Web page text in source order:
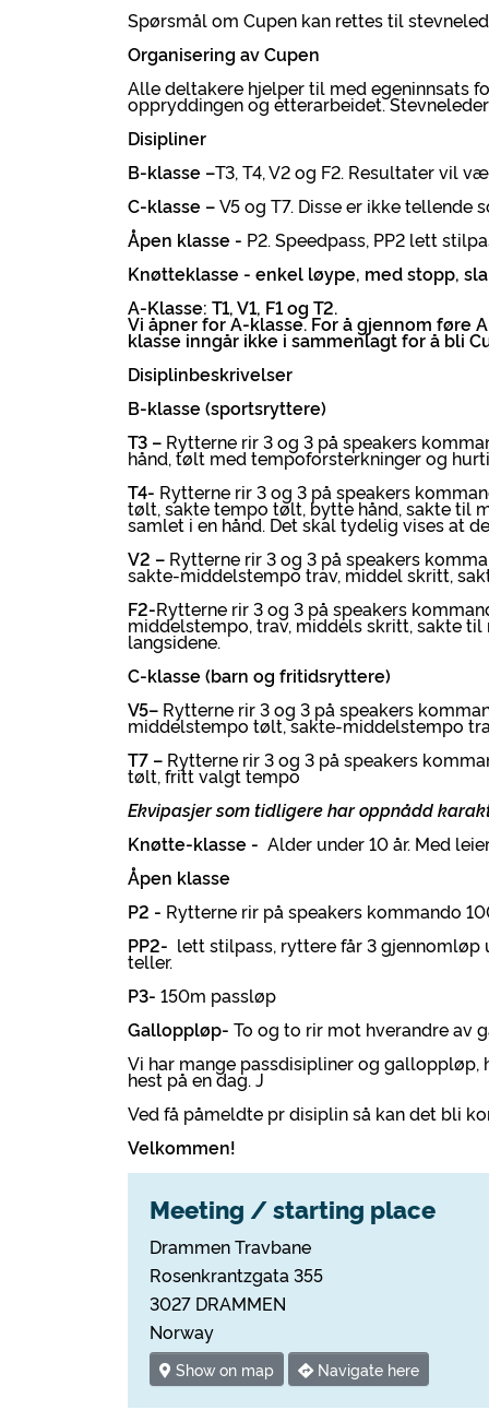
Spørsmål om Cupen kan rettes til
Organisering av Cupen
Alle deltakere hjelper til med egeninnsats
oppryddingen og etterarbeidet.
Disipliner
B-klasse –T3, T4, V2 og F2. Resultater vil
C-klasse –V5 og T7. Disse er ikke tellende
Åpen klasse - P2. Speedpass, PP2 lett
Knøtteklasse - enkel løype, med stopp,
A-Klasse: T1, V1, F1 og T2.
Vi åpner for A-klasse. For å gjennom føre
klasse inngår ikke i sammenlagt for å bli
Disiplinbeskrivelser
B-klasse (sportsryttere)
T3 – Rytterne rir 3 og 3 på speakers
hånd, tølt med tempoforsterkninger og
T4- Rytterne rir 3 og 3 på speakers
tølt, sakte tempo tølt, bytte hånd, sakte til
samlet i en hånd. Det skal tydelig vises at
V2 – Rytterne rir 3 og 3 på speakers
sakte-middelstempo trav, middel skritt,
F2-Rytterne rir 3 og 3 på speakers
middelstempo, trav, middels skritt, sakte
langsidene.
C-klasse (barn og fritidsryttere)
V5– Rytterne rir 3 og 3 på speakers
middelstempo tølt, sakte-middelstempo
T7 – Rytterne rir 3 og 3 på speakers
tølt, fritt valgt tempo
Ekvipasjer som tidligere har oppnådd
Knøtte-klasse - Alder under 10 år. Med
Åpen klasse
P2 - Rytterne rir på speakers kommando
PP2- lett stilpass, ryttere får 3 gjennomløp
teller.
P3- 150m passløp
Galloppløp- To og to rir mot hverandre av
Vi har mange passdisipliner og
hest på en dag. J
Ved få påmeldte pr disiplin så kan det bli
Velkommen!
Meeting / starting place
Drammen Travbane
Rosenkrantzgata 355
3027 DRAMMEN
Norway
Show on map Navigate here